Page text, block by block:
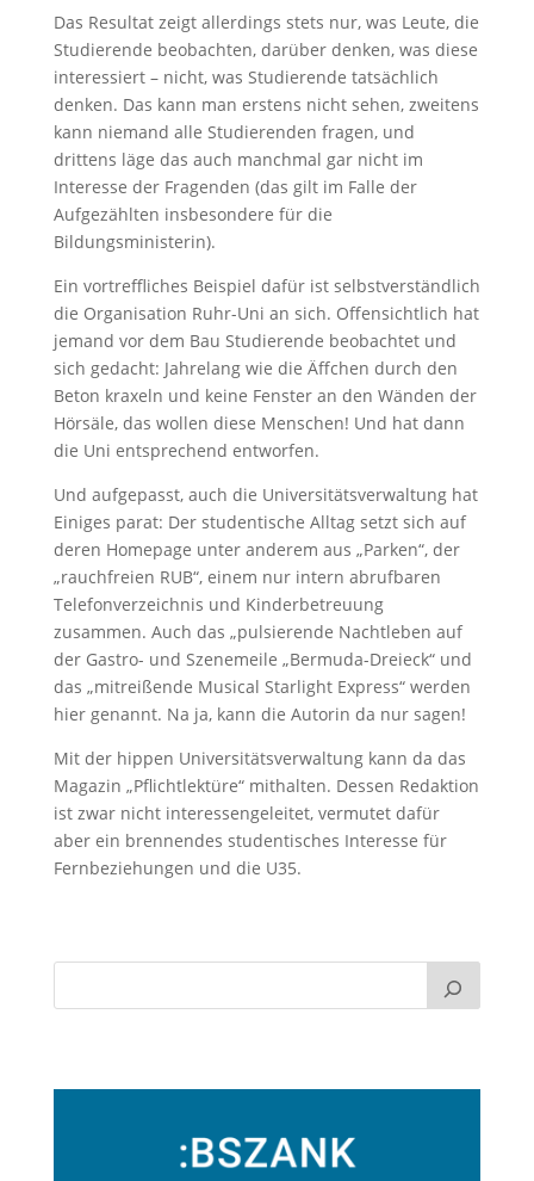
Das Resultat zeigt allerdings stets nur, was Leute, die
Studierende beobachten, darüber denken, was diese
interessiert – nicht, was Studierende tatsächlich
denken. Das kann man erstens nicht sehen, zweitens
kann niemand alle Studierenden fragen, und
drittens läge das auch manchmal gar nicht im
Interesse der Fragenden (das gilt im Falle der
Aufgezählten insbesondere für die
Bildungsministerin).
Ein vortreffliches Beispiel dafür ist selbstverständlich
die Organisation Ruhr-Uni an sich. Offensichtlich hat
jemand vor dem Bau Studierende beobachtet und
sich gedacht: Jahrelang wie die Äffchen durch den
Beton kraxeln und keine Fenster an den Wänden der
Hörsäle, das wollen diese Menschen! Und hat dann
die Uni entsprechend entworfen.
Und aufgepasst, auch die Universitätsverwaltung hat
Einiges parat: Der studentische Alltag setzt sich auf
deren Homepage unter anderem aus „Parken“, der
„rauchfreien RUB“, einem nur intern abrufbaren
Telefonverzeichnis und Kinderbetreuung
zusammen. Auch das „pulsierende Nachtleben auf
der Gastro- und Szenemeile „Bermuda-Dreieck“ und
das „mitreißende Musical Starlight Express“ werden
hier genannt. Na ja, kann die Autorin da nur sagen!
Mit der hippen Universitätsverwaltung kann da das
Magazin „Pflichtlektüre“ mithalten. Dessen Redaktion
ist zwar nicht interessengeleitet, vermutet dafür
aber ein brennendes studentisches Interesse für
Fernbeziehungen und die U35.